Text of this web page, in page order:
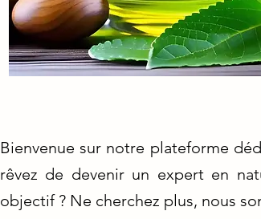
Bienvenue sur notre plateforme
rêvez de devenir un expert en
objectif ? Ne cherchez plus, nous